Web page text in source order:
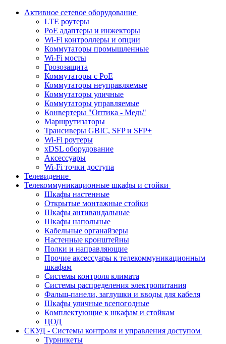
Активное сетевое оборудование
LTE роутеры
PoE адаптеры и инжекторы
Wi-Fi контроллеры и опции
Коммутаторы промышленные
Wi-Fi мосты
Грозозащита
Коммутаторы c PoE
Коммутаторы неуправляемые
Коммутаторы уличные
Коммутаторы управляемые
Конвертеры "Оптика - Медь"
Маршрутизаторы
Трансиверы GBIC, SFP и SFP+
Wi-Fi роутеры
xDSL оборудование
Аксессуары
Wi-Fi точки доступа
Телевидение
Телекоммуникационные шкафы и стойки
Шкафы настенные
Открытые монтажные стойки
Шкафы антивандальные
Шкафы напольные
Кабельные органайзеры
Настенные кронштейны
Полки и направляющие
Прочие аксессуары к телекоммуникационным
шкафам
Системы контроля климата
Системы распределения электропитания
Фальш-панели, заглушки и вводы для кабеля
Шкафы уличные всепогодные
Комплектующие к шкафам и стойкам
ЦОД
СКУД - Системы контроля и управления доступом
Турникеты